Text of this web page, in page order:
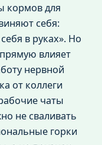
кормов для
себя:
в руках». Но
влияет
нервной
от коллеги
чаты
не сваливать
горки